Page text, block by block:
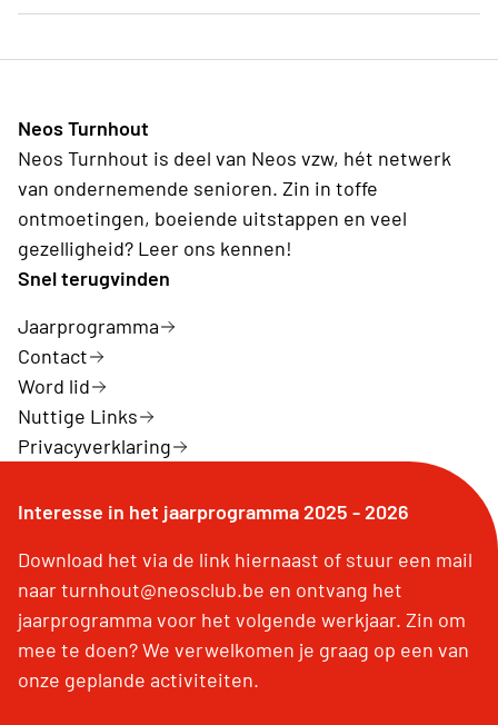
(Gouverneur Verwilghensingel 70, 3500 Hasselt) kan
Neos Turnhout
Neos Turnhout is deel van Neos vzw, hét netwerk
van ondernemende senioren. Zin in toffe
ontmoetingen, boeiende uitstappen en veel
gezelligheid? Leer ons kennen!
Snel terugvinden
Jaarprogramma
Contact
Word lid
Nuttige Links
Privacyverklaring
Interesse in het jaarprogramma 2025 - 2026
Download het via de link hiernaast of stuur een mail
naar turnhout@neosclub.be en ontvang het
jaarprogramma voor het volgende werkjaar. Zin om
mee te doen? We verwelkomen je graag op een van
onze geplande activiteiten.